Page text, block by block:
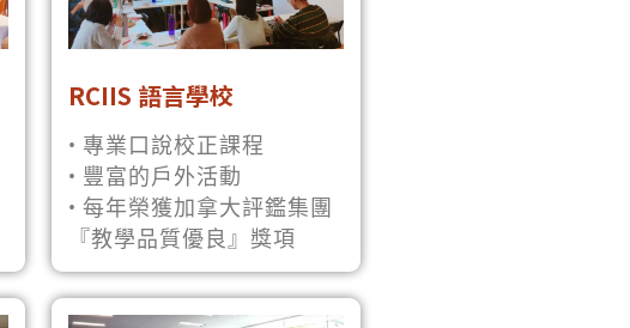
RCIIS 語言學校
• 專業口說校正課程
• 豐富的戶外活動
• 每年榮獲加拿大評鑑集團
『教學品質優良』獎項